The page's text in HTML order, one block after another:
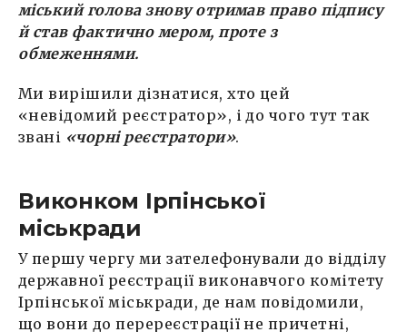
міський голова знову отримав право підпису
й став фактично мером, проте з
обмеженнями.
Ми вирішили дізнатися, хто цей
«невідомий реєстратор», і до чого тут так
звані «чорні реєстратори».
Виконком Ірпінської
міськради
У першу чергу ми зателефонували до відділу
державної реєстрації виконавчого комітету
Ірпінської міськради, де нам повідомили,
що вони до перереєстрації не причетні,